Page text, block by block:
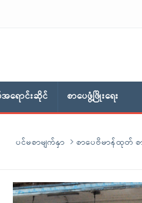
ရောင်းဆိုင် စာပေဖွံ့ဖြိုးရေး
ပင်မစာမျက်နှာ စာပေဗိမာန်ထုတ် စ